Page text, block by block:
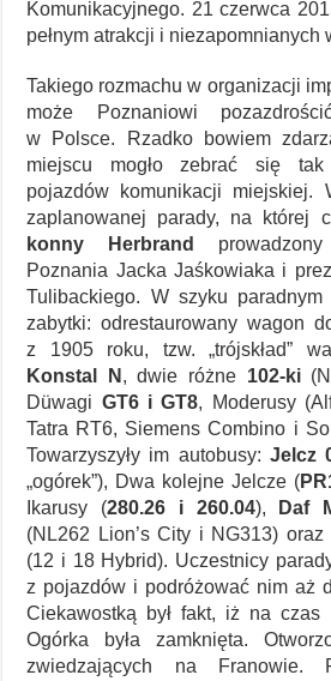
Komunikacyjnego. 21 czerwca
pełnym atrakcji i niezapomnianych
Takiego rozmachu w organizacji
może Poznaniowi
w Polsce. Rzadko bowiem
miejscu mogło zebrać się tak
pojazdów komunikacji miejskiej.
zaplanowanej parady, na której
konny Herbrand
Poznania Jacka Jaśkowiaka i
Tulibackiego. W szyku
zabytki: odrestaurowany wagon
z 1905 roku, tzw. „trójskład”
Konstal N , dwie różne 102-ki(N
Düwagi GT6 i GT8, Moderusy
Tatra RT6, Siemens Combino i
Towarzyszyły im autobusy: Jelcz
„ogórek”), Dwa kolejne Jelcze (
Ikarusy (280.26 i 260.04), Daf
(NL262 Lion’s City i NG313)
(12 i 18 Hybrid). Uczestnicy
z pojazdów i podróżować nim aż
Ciekawostką był fakt, iż na czas
Ogórka była zamknięta.
zwiedzających na Franowie.